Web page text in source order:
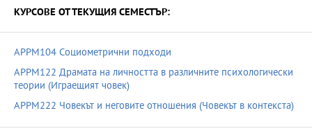
КУРСОВЕ ОТ ТЕКУЩИЯ СЕМЕСТЪР:
APPM104 Социометрични подходи
APPM122 Драмата на личността в различните психологически
теории (Играещият човек)
APPM222 Човекът и неговите отношения (Човекът в контекста)